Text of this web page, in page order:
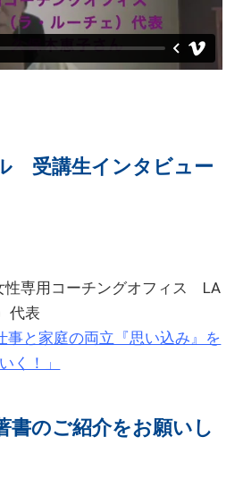
受講生インタビュー
性専用コーチングオフィス LA
代表
事と家庭の両立『思い込み』を
く！」
書のご紹介をお願いし